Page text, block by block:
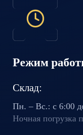
Режим
Склад:
Пн. – Вс.: с 6:00
Ночная погрузка